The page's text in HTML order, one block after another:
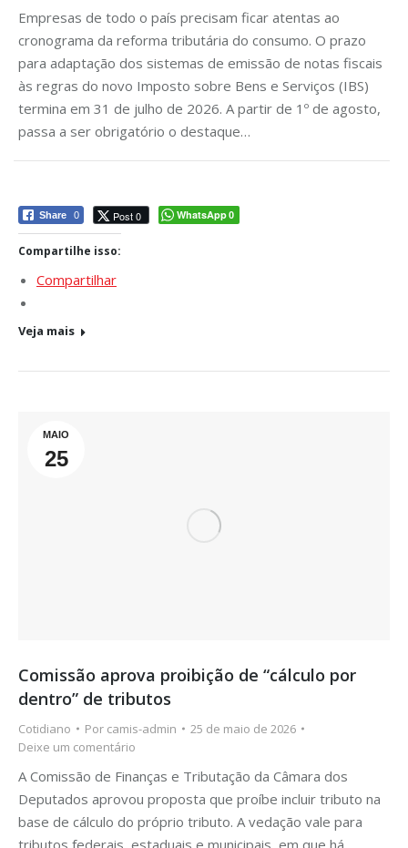
Empresas de todo o país precisam ficar atentas ao
cronograma da reforma tributária do consumo. O prazo
para adaptação dos sistemas de emissão de notas fiscais
às regras do novo Imposto sobre Bens e Serviços (IBS)
termina em 31 de julho de 2026. A partir de 1º de agosto,
passa a ser obrigatório o destaque…
Share 0 Post 0 WhatsApp0
Compartilhe isso:
Compartilhar
Veja mais
MAIO
25
Comissão aprova proibição de “cálculo por
dentro” de tributos
Cotidiano Por camis-admin
25 de maio de 2026
Deixe um comentário
A Comissão de Finanças e Tributação da Câmara dos
Deputados aprovou proposta que proíbe incluir tributo na
base de cálculo do próprio tributo. A vedação vale para